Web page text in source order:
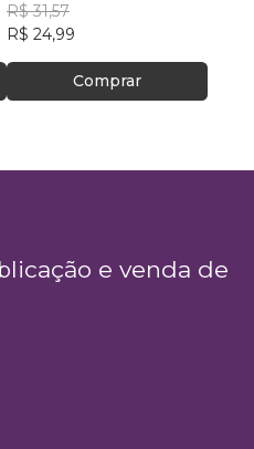
R$ 31,57
R$ 24,99
Comprar
e venda de